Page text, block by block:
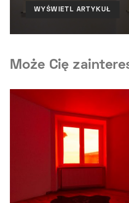
WYŚWIETL ARTYKUŁ
Może Cię